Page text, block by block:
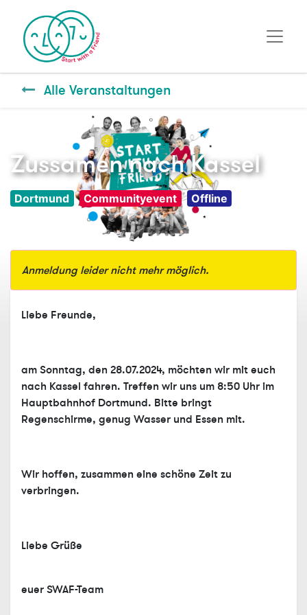
Alle Veranstaltungen
Zussamen nach Kassel
Dortmund Communityevent Offline
Anmeldung leider nicht mehr möglich.
Liebe Freunde,
am Sonntag, den 28.07.2024, möchten wir mit euch
nach Kassel fahren. Treffen wir uns um 8:50 Uhr im
Hauptbahnhof Dortmund. Bitte bringt
Regenschirme, genug Wasser und Essen mit.
Wir hoffen, zusammen eine schöne Zeit zu
verbringen.
Liebe Grüße
euer SWAF-Team